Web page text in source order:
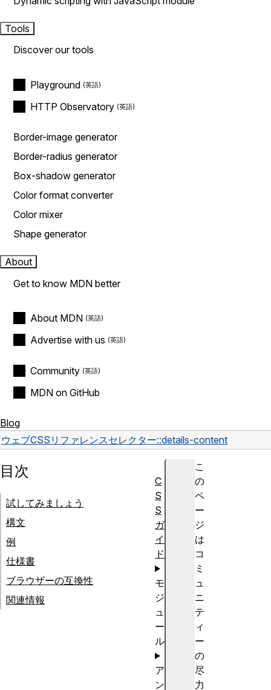
Tools
Discover our tools
Playground
HTTP Observatory
Border-image generator
Border-radius generator
Box-shadow generator
Color format converter
Color mixer
Shape generator
About
Get to know MDN better
About MDN
Advertise with us
Community
MDN on GitHub
Blog
ウェブCSS リファレンスセレクター::details-content
こ
の
ペ
ー
ジ
は
コ
ミ
ュ
ニ
テ
ィ
ー
の
尽
力
目次
試してみましょう
構文
例
仕様書
ブラウザーの互換性
関連情報
C
S
S
ガ
イ
ド
モ
ジ
ュ
ー
ル
ア
ン